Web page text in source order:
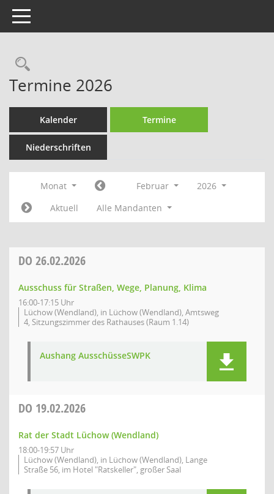
Toggle navigation
Rechercheauswahl
Termine 2026
Kalender Termine
Niederschriften
Monat Februar
2026
Aktuell
Alle Mandanten
DO 26.02.2026
Ausschuss für Straßen, Wege, Planung, Klima
16:00-17:15 Uhr
Lüchow (Wendland), in Lüchow (Wendland), Amtsweg
4, Sitzungszimmer des Rathauses (Raum 1.14)
Aushang AusschüsseSWPK
DO 19.02.2026
Rat der Stadt Lüchow (Wendland)
18:00-19:57 Uhr
Lüchow (Wendland), in Lüchow (Wendland), Lange
Straße 56, im Hotel "Ratskeller", großer Saal